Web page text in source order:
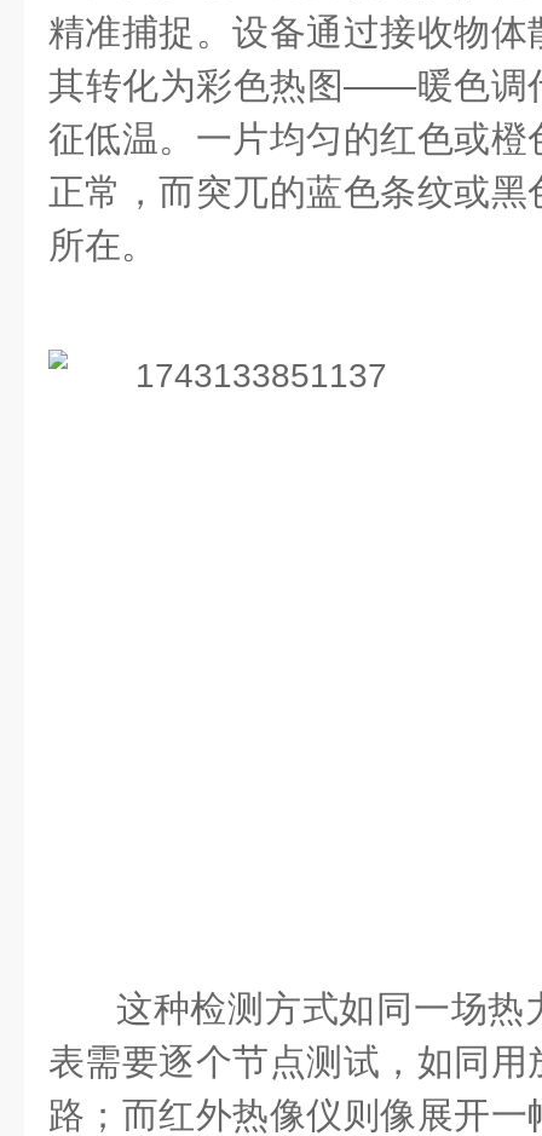
精准捕捉。设备通过接收物
其转化为彩色热图——暖色调
征低温。一片均匀的红色或
正常，而突兀的蓝色条纹或
所在。
这种检测方式如同一场热
表需要逐个节点测试，如同
路；而红外热像仪则像展开